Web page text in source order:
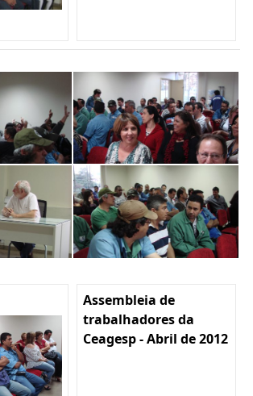
Assembleia de
trabalhadores da
Ceagesp - Abril de 2012